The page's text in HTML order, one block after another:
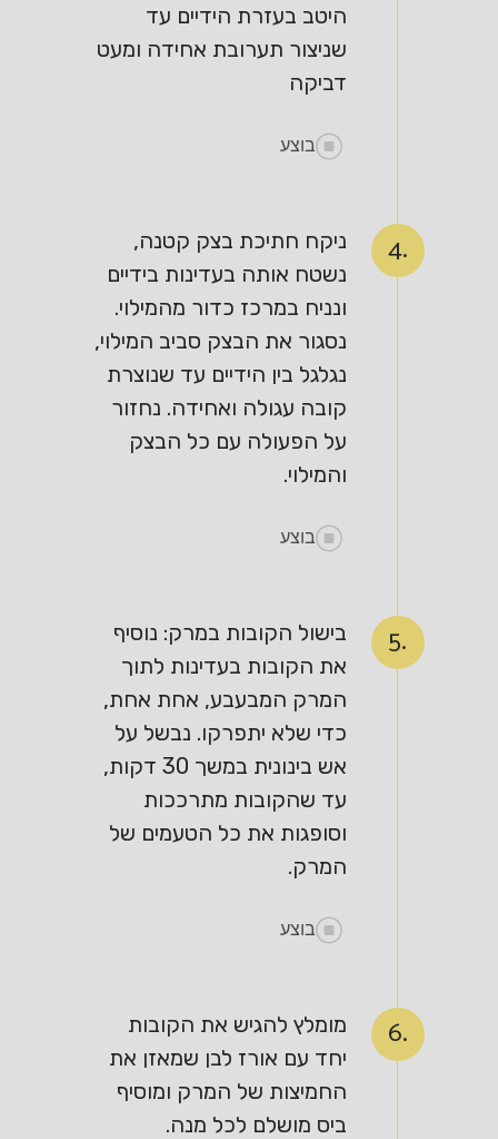
היטב בעזרת הידיים עד
שניצור תערובת אחידה ומעט
דביקה
בוצע
4.
ניקח חתיכת בצק קטנה,
נשטח אותה בעדינות בידיים
ונניח במרכז כדור מהמילוי.
נסגור את הבצק סביב המילוי,
נגלגל בין הידיים עד שנוצרת
קובה עגולה ואחידה. נחזור
על הפעולה עם כל הבצק
והמילוי.
בוצע
5.
בישול הקובות במרק: נוסיף
את הקובות בעדינות לתוך
המרק המבעבע, אחת אחת,
כדי שלא יתפרקו. נבשל על
אש בינונית במשך 30 דקות,
עד שהקובות מתרככות
וסופגות את כל הטעמים של
המרק.
בוצע
6.
מומלץ להגיש את הקובות
יחד עם אורז לבן שמאזן את
החמיצות של המרק ומוסיף
ביס מושלם לכל מנה.